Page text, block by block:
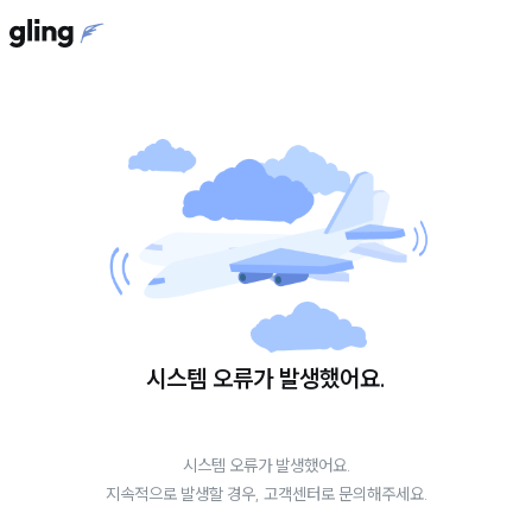
시스템 오류가 발생했어요.
시스템 오류가 발생했어요.
지속적으로 발생할 경우, 고객센터로 문의해주세요.